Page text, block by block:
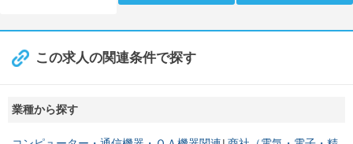
この求人の関連条件で探す
業種から探す